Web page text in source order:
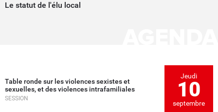
Le statut de l'élu local
Table ronde sur les violences sexistes et
sexuelles, et des violences intrafamiliales
SESSION
Jeudi
10
septembre